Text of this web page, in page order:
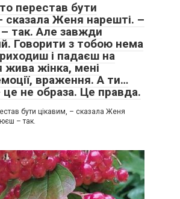
перестав бути
сказала Женя нарешті. –
так. Але завжди
Говорити з тобою нема
і падаєш на
жива жінка, мені
враження. А ти…
це не образа. Це правда.
бути цікавим, – сказала Женя
– так.